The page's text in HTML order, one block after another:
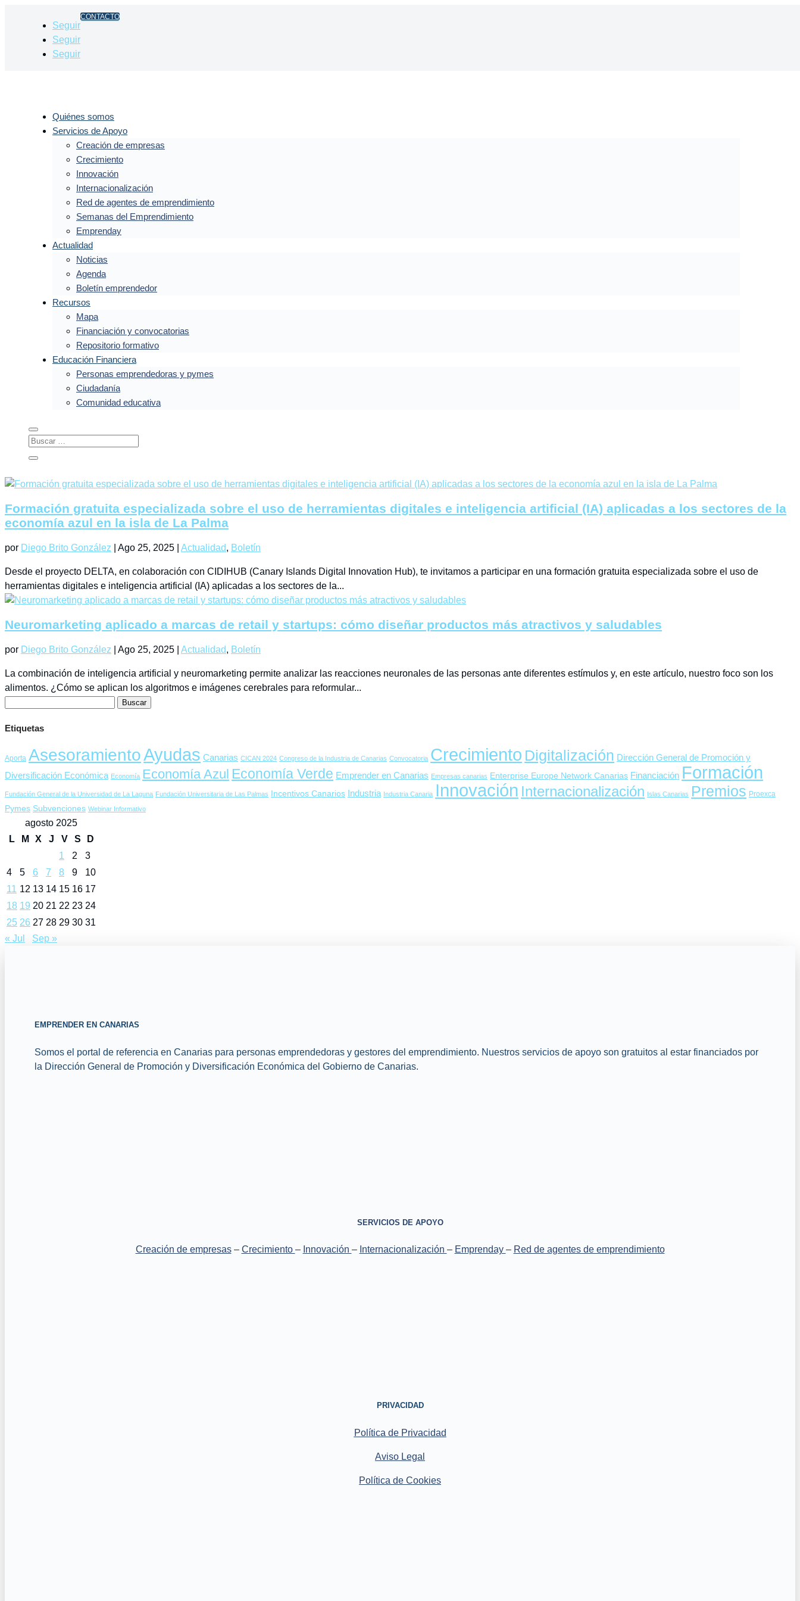
Seguir
Seguir
Seguir
CONTACTO
Quiénes somos
Servicios de Apoyo
Creación de empresas
Crecimiento
Innovación
Internacionalización
Red de agentes de emprendimiento
Semanas del Emprendimiento
Emprenday
Actualidad
Noticias
Agenda
Boletín emprendedor
Recursos
Mapa
Financiación y convocatorias
Repositorio formativo
Educación Financiera
Personas emprendedoras y pymes
Ciudadanía
Comunidad educativa
Formación gratuita especializada sobre el uso de herramientas digitales e inteligencia artificial (IA) aplicadas a los sectores de la
economía azul en la isla de La Palma
por Diego Brito González Ago 25, 2025 Actualidad, Boletín
Desde el proyecto DELTA, en colaboración con CIDIHUB (Canary Islands Digital Innovation Hub), te invitamos a participar en una formación gratuita especializada sobre el uso de
herramientas digitales e inteligencia artificial (IA) aplicadas a los sectores de la...
Neuromarketing aplicado a marcas de retail y startups: cómo diseñar productos más atractivos y saludables
por Diego Brito González Ago 25, 2025 Actualidad, Boletín
La combinación de inteligencia artificial y neuromarketing permite analizar las reacciones neuronales de las personas ante diferentes estímulos y, en este artículo, nuestro foco son los
alimentos. ¿Cómo se aplican los algoritmos e imágenes cerebrales para reformular...
Etiquetas
Aporta AsesoramientoAyudas Canarias CICAN 2024 Congreso de la Industria de Canarias Convocatoria Crecimiento Digitalización Dirección General de Promoción y
Diversificación Económica Economía Economía Azul Economía Verde Emprender en Canarias Empresas canarias Enterprise Europe Network Canarias Financiación Formación
Fundación General de la Universidad de La Laguna Fundación Universitaria de Las Palmas Incentivos Canarios Industria Industria Canaria Innovación Internacionalización Islas Canarias Premios Proexca
Pymes Subvenciones Webinar Informativo
agosto 2025
L
M X J V S
D
1
2
3
4
5 6 7 8 9
10
11 12 13 14 15 16 17
18 19 20 21 22 23 24
25 26 27 28 29 30 31
« Jul
Sep »
EMPRENDER EN CANARIAS
Somos el portal de referencia en Canarias para personas emprendedoras y gestores del emprendimiento. Nuestros servicios de apoyo son gratuitos al estar financiados por
la Dirección General de Promoción y Diversificación Económica del Gobierno de Canarias.
SERVICIOS DE APOYO
Creación de empresas– Crecimiento – Innovación – Internacionalización – Emprenday – Red de agentes de emprendimiento
PRIVACIDAD
Política de Privacidad
Aviso Legal
Política de Cookies